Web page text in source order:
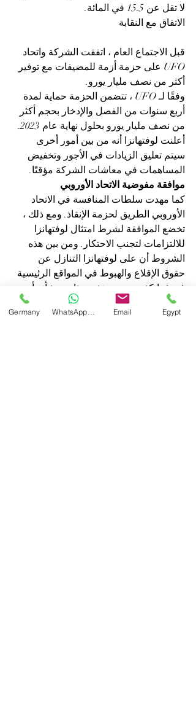
لا تقل عن 15.5 في المائة.
الاتفاق مع النقابة
قبل الاجتماع العام ، اتفقت الشركة واتحاد
UFO على حزمة أزمة للمضيفات مع توفير
أكثر من نصف مليار يورو.
وفقًا لـ UFO ، تتضمن الحزمة حماية لمدة
أربع سنوات من الفصل والإدخار بحجم أكثر
من نصف مليار يورو بحلول نهاية عام 2023.
أعلنت لوفتهانزا أنه من بين أمور أخرى
سيتم تعليق الزيادات في الأجور وتخفيض
المساهمات في معاشات الشركة مؤقتًا.
موافقة مفوضية الاتحاد الأوروبي
كما مهدت سلطات المنافسة في الاتحاد
الأوروبي الطريق لحزمة الإنقاذ. ومع ذلك ،
تخضع الموافقة لشرط امتثال لوفتهانزا
للالتزامات لتجنب الاحتكار. ومن بين هذه
الشروط أن على لوفتهانزا التنازل عن
حقوق الإقلاع والهبوط في المواقع الرئيسية
في فرانكفورت وميونخ. وهذا من شأنه أن
يمكن الشركات الاخري من المنافسة ومن
الاحتكار
Germany Email Egypt